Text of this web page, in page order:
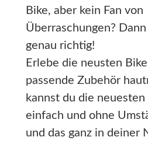
Bike, aber kein Fan von
Überraschungen?
genau richtig!
Erlebe die neusten
passende Zubehör
kannst du die
einfach und ohne
und das ganz in deiner